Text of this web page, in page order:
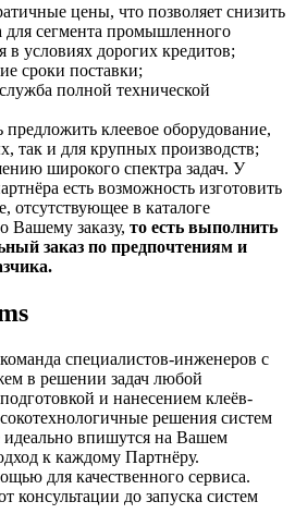
цены, что позволяет снизить
для сегмента промышленного
в условиях дорогих кредитов;
сроки поставки;
полной технической
клеевое оборудование,
так и для крупных производств;
широкого спектра задач. У
есть возможность изготовить
отсутствующее в каталоге
Вашему заказу, то есть выполнить
заказ по предпочтениям и
специалистов-инженеров с
в решении задач любой
и нанесением клеёв-
решения систем
идеально впишутся на Вашем
к каждому Партнёру.
для качественного сервиса.
консультации до запуска систем